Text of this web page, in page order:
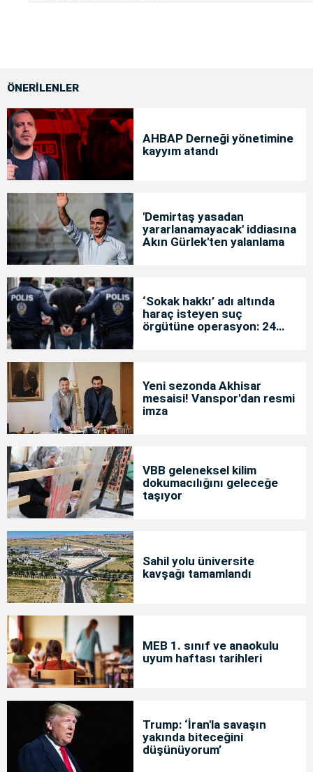
ÖNERİLENLER
AHBAP Derneği yönetimine
kayyım atandı
'Demirtaş yasadan
yararlanamayacak' iddiasına
Akın Gürlek'ten yalanlama
‘Sokak hakkı’ adı altında
haraç isteyen suç
örgütüne operasyon: 24
Yeni sezonda Akhisar
mesaisi! Vanspor'dan resmi
imza
VBB geleneksel kilim
dokumacılığını geleceğe
taşıyor
Sahil yolu üniversite
kavşağı tamamlandı
MEB 1. sınıf ve anaokulu
uyum haftası tarihleri
Trump: ‘İran'la savaşın
yakında biteceğini
düşünüyorum’